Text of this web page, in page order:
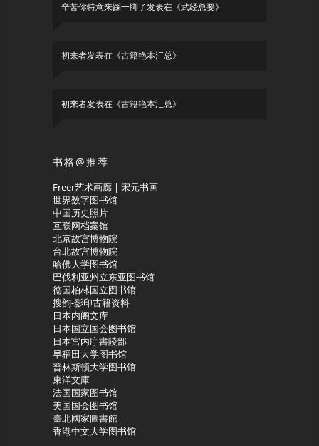
辛苦你特意来踩一脚了发表在《武经总要》
初来者发表在《古籍艳本汇总》
初来者发表在《古籍艳本汇总》
书格@推荐
Freer艺术画廊 | 宋元书画
世界数字图书馆
中国历史照片
互联网档案馆
北京故宫博物院
台北故宫博物院
哈佛大学图书馆
巴伐利亚州立东亚图书馆
德国柏林国立图书馆
搜韵-影印古籍资料
日本内阁文库
日本国立国会图书馆
日本宮内庁書陵部
早稻田大学图书馆
普林斯顿大学图书馆
東洋文庫
法国国家图书馆
美国国会图书馆
臺北國家圖書館
香港中文大学图书馆